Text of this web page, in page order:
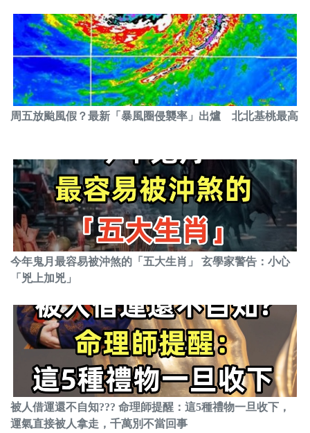
周五放颱風假？最新「暴風圈侵襲率」出爐 北北基桃最高
今年鬼月最容易被沖煞的「五大生肖」 玄學家警告：小心
「兇上加兇」
被人借運還不自知??? 命理師提醒：這5種禮物一旦收下，
運氣直接被人拿走，千萬別不當回事